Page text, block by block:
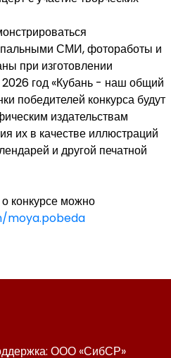
СМИ, фотоработы и
при изготовлении
2026 год «Кубань - наш общий
победителей конкурса будут
издательствам
их в качестве иллюстраций
и другой печатной
конкурсе можно
moya.pobeda
ООО «СибСР»